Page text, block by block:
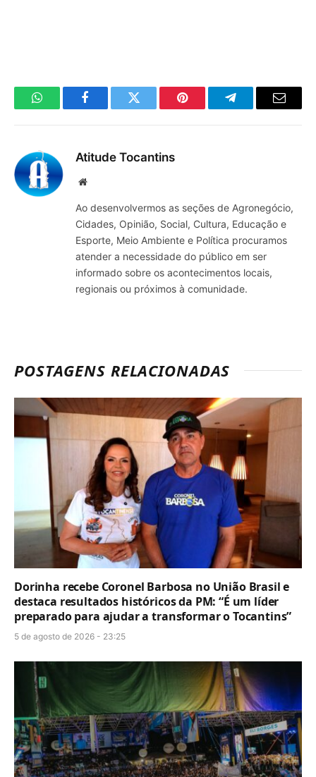
WhatsAppFacebookTwitter Pinterest TelegramaE-
Atitude Tocantins
Site
Ao desenvolvermos as seções de Agronegócio,
Cidades, Opinião, Social, Cultura, Educação e
Esporte, Meio Ambiente e Política procuramos
atender a necessidade do público em ser
informado sobre os acontecimentos locais,
regionais ou próximos à comunidade.
POSTAGENS RELACIONADAS
Dorinha recebe Coronel Barbosa no União Brasil e
destaca resultados históricos da PM: “É um líder
preparado para ajudar a transformar o Tocantins”
5 de agosto de 2026 - 23:25